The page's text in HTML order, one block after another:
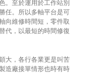
。至於運用於工作站別
任。所以多軸平台是可
向維修時間短，零件取
代，以最短的時間修復
大，各行各業更是叫苦
造廠接單情形也時有時